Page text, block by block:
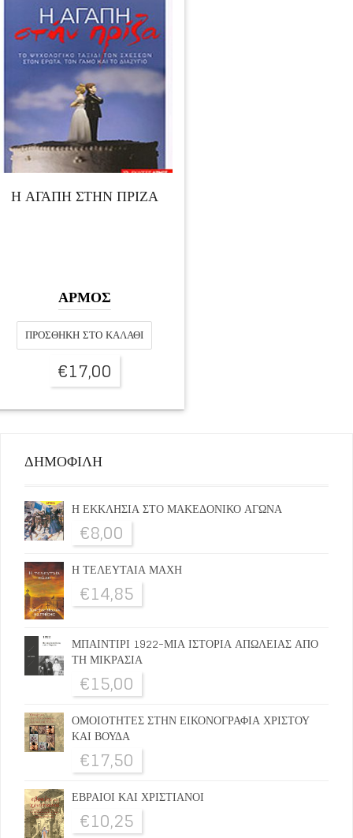
Η ΑΓΑΠΗ ΣΤΗΝ ΠΡΙΖΑ
ΑΡΜΟΣ
ΠΡΟΣΘΉΚΗ ΣΤΟ ΚΑΛΆΘΙ
€17,00
ΔΗΜΟΦΙΛΗ
Η ΕΚΚΛΗΣΙΑ ΣΤΟ ΜΑΚΕΔΟΝΙΚΟ ΑΓΩΝΑ
€8,00
Η ΤΕΛΕΥΤΑΙΑ ΜΑΧΗ
€14,85
ΜΠΑΙΝΤΙΡΙ 1922-ΜΙΑ ΙΣΤΟΡΙΑ ΑΠΩΛΕΙΑΣ ΑΠΟ
ΤΗ ΜΙΚΡΑΣΙΑ
€15,00
ΟΜΟΙΟΤΗΤΕΣ ΣΤΗΝ ΕΙΚΟΝΟΓΡΑΦΙΑ ΧΡΙΣΤΟΥ
ΚΑΙ ΒΟΥΔΑ
€17,50
ΕΒΡΑΙΟΙ ΚΑΙ ΧΡΙΣΤΙΑΝΟΙ
€10,25